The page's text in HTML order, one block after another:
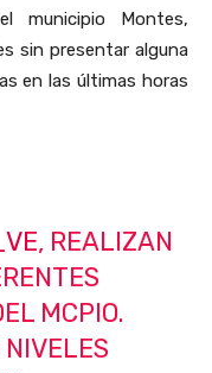
municipio Montes,
sin presentar alguna
en las últimas horas
, REALIZAN
MCPIO.
NIVELES